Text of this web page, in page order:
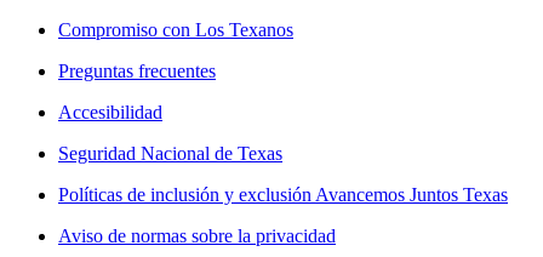
Compromiso con Los Texanos
Preguntas frecuentes
Accesibilidad
Seguridad Nacional de Texas
Políticas de inclusión y exclusión Avancemos Juntos Texas
Aviso de normas sobre la privacidad